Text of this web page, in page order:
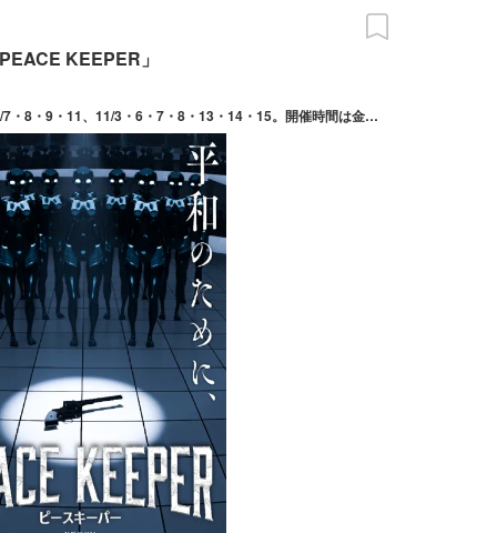
KEEPER」
2026/08/07(金) ～ 11/15(日) 開催日は8/7・8・9・11、11/3・6・7・8・13・14・15。開催時間は金曜日19:30～。土日祝は10:00～、13:00～、16:00～、19:00～。